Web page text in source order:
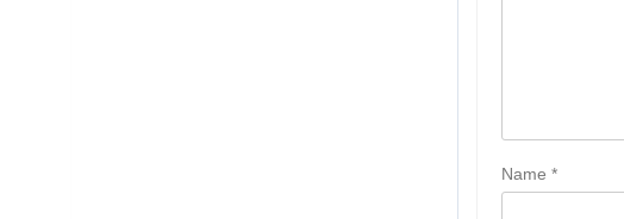
Name *